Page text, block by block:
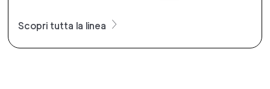
Scopri tutta la linea